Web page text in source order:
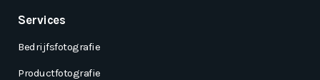
Services
Bedrijfsfotografie
Productfotografie